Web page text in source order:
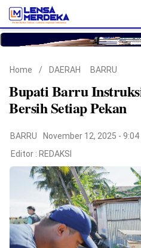
Copyright
2026
Lensa
Merdeka
Home / DAERAH BARRU
Bupati Barru
Bersih Setiap Pekan
BARRU
November 12, 2025 - 9:04
Editor : REDAKSI